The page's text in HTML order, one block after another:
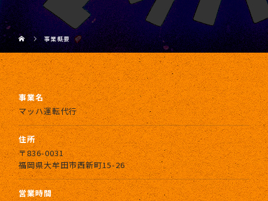
事業概要
事業名
マッハ運転代行
住所
〒836-0031
福岡県大牟田市西新町15-26
営業時間